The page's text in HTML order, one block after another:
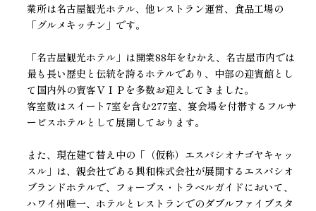
業所は名古屋観光ホテル、他レストラン運営、食品工場の
「グルメキッチン」です。
「名古屋観光ホテル」は開業88年をむかえ、名古屋市内では
最も長い歴史と伝統を誇るホテルであり、中部の迎賓館とし
て国内外の賓客ＶＩＰを多数お迎えしてきました。
客室数はスイート7室を含む277室、宴会場を付帯するフルサ
ービスホテルとして展開しております。
また、現在建て替え中の「（仮称）エスパシオナゴヤキャッ
スル」は、親会社である興和株式会社が展開するエスパシオ
ブランドホテルで、フォーブス・トラベルガイドにおいて、
ハワイ州唯一、ホテルとレストランでのダブルファイブスタ